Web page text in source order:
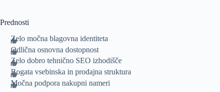
Prednosti
Zelo močna blagovna identiteta
Odlična osnovna dostopnost
Zelo dobro tehnično SEO izhodišče
Bogata vsebinska in prodajna struktura
Močna podpora nakupni nameri